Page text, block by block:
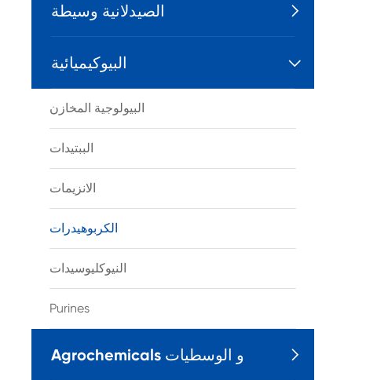
الصيدلانية وسيطة 
البيوكيميائية 
البيولوجية المخازن
الببتيدات
الانزيمات
الكربوهيدرات
النيوكليوسيدات
Purines
Agrochemicals و الوسطيات 